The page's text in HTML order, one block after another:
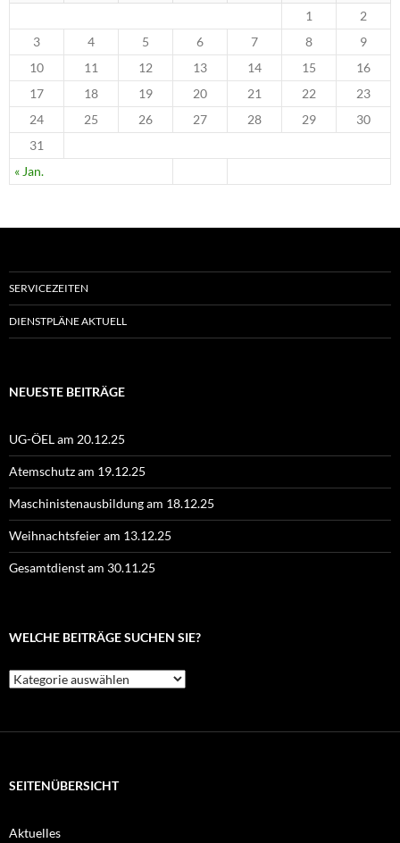
« Jan.
1
2
3
4 5 6 7 8
9
10
11 12 13 14 15
16
17
18 19 20 21 22
23
24
25 26 27 28 29
30
31
SERVICEZEITEN
DIENSTPLÄNE AKTUELL
NEUESTE BEITRÄGE
UG-ÖEL am 20.12.25
Atemschutz am 19.12.25
Maschinistenausbildung am 18.12.25
Weihnachtsfeier am 13.12.25
Gesamtdienst am 30.11.25
WELCHE BEITRÄGE SUCHEN SIE?
Welche
Beiträge
SEITENÜBERSICHT
Aktuelles